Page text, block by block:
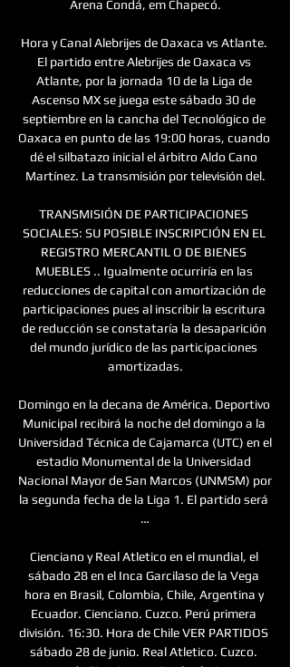
Arena Condá, em Chapecó.
Hora y Canal Alebrijes de Oaxaca vs Atlante.
El partido entre Alebrijes de Oaxaca vs
Atlante, por la jornada 10 de la Liga de
Ascenso MX se juega este sábado 30 de
septiembre en la cancha del Tecnológico de
Oaxaca en punto de las 19:00 horas, cuando
dé el silbatazo inicial el árbitro Aldo Cano
Martínez. La transmisión por televisión del.
TRANSMISIÓN DE PARTICIPACIONES
SOCIALES: SU POSIBLE INSCRIPCIÓN EN EL
REGISTRO MERCANTIL O DE BIENES
MUEBLES .. Igualmente ocurriría en las
reducciones de capital con amortización de
participaciones pues al inscribir la escritura
de reducción se constataría la desaparición
del mundo jurídico de las participaciones
amortizadas.
Domingo en la decana de América. Deportivo
Municipal recibirá la noche del domingo a la
Universidad Técnica de Cajamarca (UTC) en el
estadio Monumental de la Universidad
Nacional Mayor de San Marcos (UNMSM) por
la segunda fecha de la Liga 1. El partido será
…
Cienciano y Real Atletico en el mundial, el
sábado 28 en el Inca Garcilaso de la Vega
hora en Brasil, Colombia, Chile, Argentina y
Ecuador. Cienciano. Cuzco. Perú primera
división. 16:30. Hora de Chile VER PARTIDOS
sábado 28 de junio. Real Atletico. Cuzco.